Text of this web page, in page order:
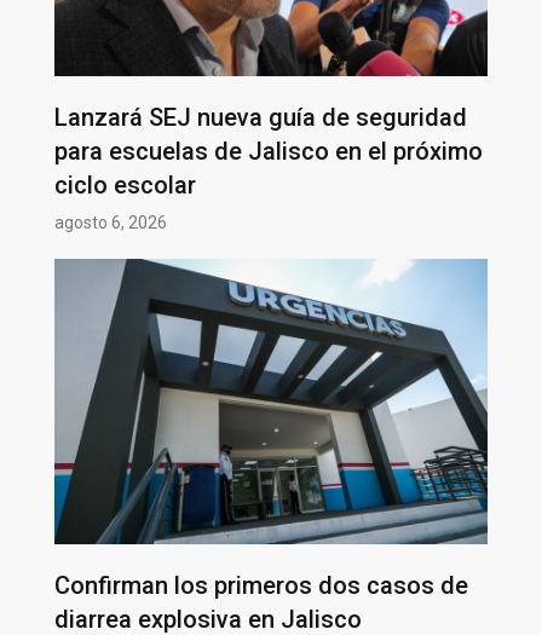
Lanzará SEJ nueva guía de seguridad
para escuelas de Jalisco en el próximo
ciclo escolar
agosto 6, 2026
Confirman los primeros dos casos de
diarrea explosiva en Jalisco